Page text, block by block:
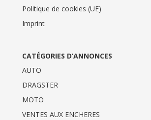
Politique de cookies (UE)
Imprint
CATÉGORIES D’ANNONCES
AUTO
DRAGSTER
MOTO
VENTES AUX ENCHERES